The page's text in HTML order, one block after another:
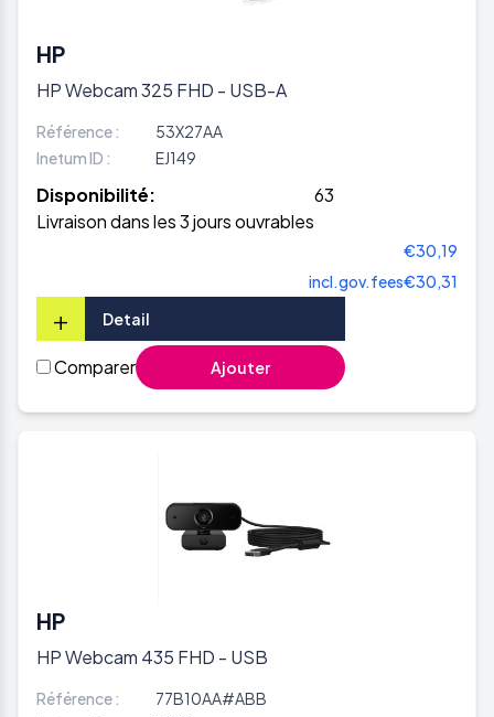
HP
HP Webcam 325 FHD - USB-A
Référence :
53X27AA
Inetum ID :
EJ149
Disponibilité:
63
Livraison dans les 3 jours ouvrables
€30,19
incl.gov.fees€30,31
+ Detail
Comparer Ajouter
HP
HP Webcam 435 FHD - USB
Référence :
77B10AA#ABB